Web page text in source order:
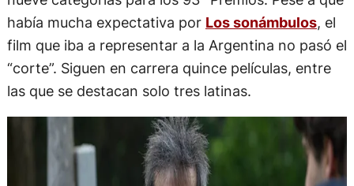
había mucha expectativa por Los sonámbulos, el
film que iba a representar a la Argentina no pasó el
“corte”. Siguen en carrera quince películas, entre
las que se destacan solo tres latinas.